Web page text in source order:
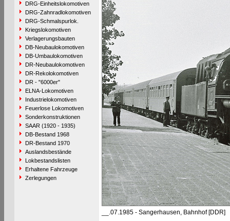
DRG-Einheitslokomotiven
DRG-Zahnradlokomotiven
DRG-Schmalspurlok.
Kriegslokomotiven
Verlagerungsbauten
DB-Neubaulokomotiven
DB-Umbaulokomotiven
DR-Neubaulokomotiven
DR-Rekolokomotiven
DR - "6000er"
ELNA-Lokomotiven
Industrielokomotiven
Feuerlose Lokomotiven
Sonderkonstruktionen
SAAR (1920 - 1935)
DB-Bestand 1968
DR-Bestand 1970
Auslandsbestände
Lokbestandslisten
Erhaltene Fahrzeuge
Zerlegungen
__.07.1985 - Sangerhausen, Bahnhof [DDR]